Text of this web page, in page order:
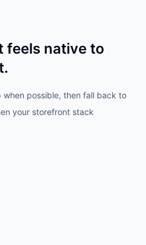
feels native to
possible, then fall back to
your storefront stack